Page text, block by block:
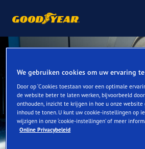
We gebruiken cookies om uw ervaring
Door op ‘Cookies toestaan voor een optimale
de website beter te laten werken, bijvoorbeeld
onthouden, inzicht te krijgen in hoe u onze
inhoud te tonen. U kunt uw cookie-instellingen op
wijzigen in onze ‘cookie-instellingen’ of meer
Online Privacybeleid